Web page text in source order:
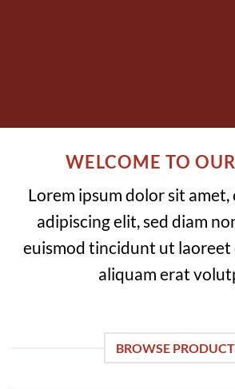
WELCOME TO
Lorem ipsum dolor sit
adipiscing elit, sed diam
euismod tincidunt ut laoreet
aliquam erat
BROWSE